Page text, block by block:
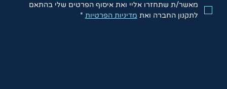
לתקנון החברה ואת מדיניות הפרטיות *